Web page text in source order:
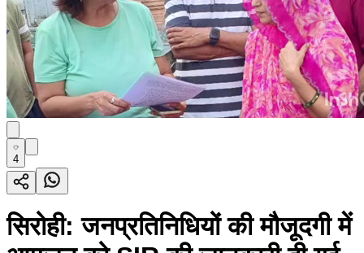
4
सिरोही: जनप्रतिनिधियों की मौजूदगी में